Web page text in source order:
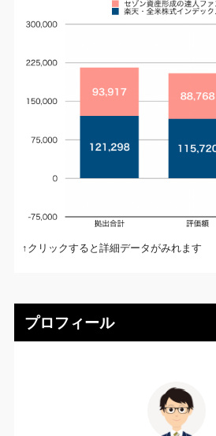
↑クリックすると詳細データがみれます
プロフィール